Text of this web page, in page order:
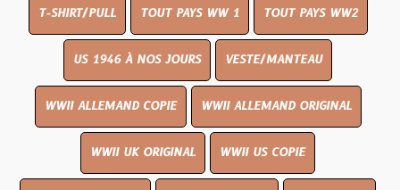
T-SHIRT/PULL TOUT PAYS WW 1 TOUT PAYS WW2
US 1946 À NOS JOURS VESTE/MANTEAU
WWII ALLEMAND COPIE WWII ALLEMAND ORIGINAL
WWII UK ORIGINAL WWII US COPIE